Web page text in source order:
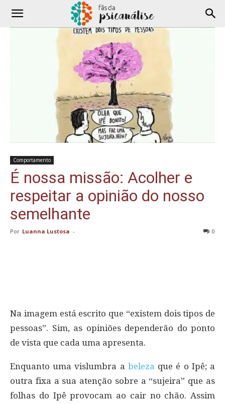
Comportamento
É nossa missão: Acolher e
respeitar a opinião do nosso
semelhante
Por Luanna Lustosa - 0
Na imagem está escrito que “existem dois tipos de
pessoas”. Sim, as opiniões dependerão do ponto
de vista que cada uma apresenta.
Enquanto uma vislumbra a beleza que é o Ipê; a
outra fixa a sua atenção sobre a “sujeira” que as
folhas do Ipê provocam ao cair no chão. Assim